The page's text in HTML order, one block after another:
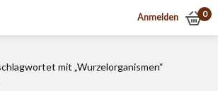
Anmelden 0
mit „Wurzelorganismen“